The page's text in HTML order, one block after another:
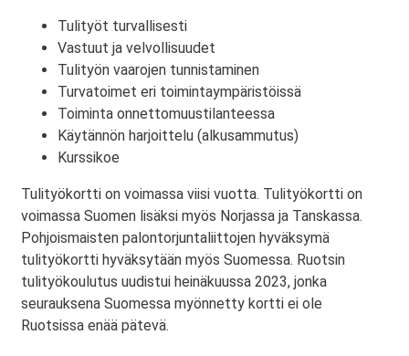
Tulityöt turvallisesti
Vastuut ja velvollisuudet
Tulityön vaarojen tunnistaminen
Turvatoimet eri toimintaympäristöissä
Toiminta onnettomuustilanteessa
Käytännön harjoittelu (alkusammutus)
Kurssikoe
Tulityökortti on voimassa viisi vuotta. Tulityökortti on
voimassa Suomen lisäksi myös Norjassa ja Tanskassa.
Pohjoismaisten palontorjuntaliittojen hyväksymä
tulityökortti hyväksytään myös Suomessa. Ruotsin
tulityökoulutus uudistui heinäkuussa 2023, jonka
seurauksena Suomessa myönnetty kortti ei ole
Ruotsissa enää pätevä.